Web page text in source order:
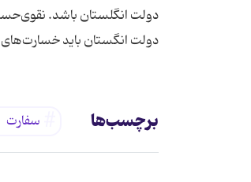
دولت انگلستان باشد.
دولت انگستان باید خسارت‌های
برچسب‌ها سفارت